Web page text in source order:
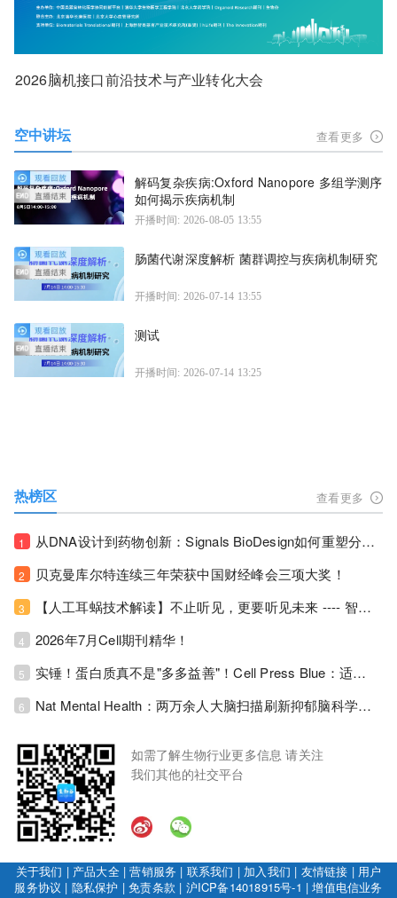
2026脑机接口前沿技术与产业转化大会
空中讲坛 查看更多
解码复杂疾病:Oxford Nanopore 多组学测序
如何揭示疾病机制
开播时间: 2026-08-05 13:55
肠菌代谢深度解析 菌群调控与疾病机制研究
开播时间: 2026-07-14 13:55
测试
开播时间: 2026-07-14 13:25
热榜区 查看更多
1 从DNA设计到药物创新：Signals BioDesign如何重塑分子生物学研发生态！
2 贝克曼库尔特连续三年荣获中国财经峰会三项大奖！
3 【人工耳蜗技术解读】不止听见，更要听见未来 ---- 智能耳蜗，开启人工耳蜗技术新纪元！
4 2026年7月Cell期刊精华！
5 实锤！蛋白质真不是"多多益善"！Cell Press Blue：适度限蛋白，反而拉长健康寿命！
6 Nat Mental Health：两万余人大脑扫描刷新抑郁脑科学认知！抑郁不只是情绪病，视觉、运动脑区同步受损！
如需了解生物行业更多信息 请关注
我们其他的社交平台
关于我们 | 产品大全|营销服务 | 联系我们 | 加入我们 | 友情链接 | 用户
服务协议 | 隐私保护 |免责条款 | 沪ICP备14018915号-1 |增值电信业务